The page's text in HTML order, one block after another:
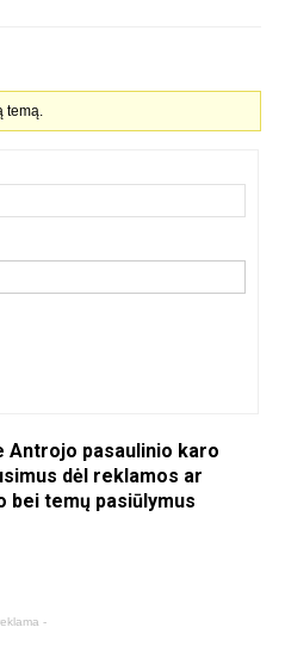
temą.
Antrojo pasaulinio karo
dėl reklamos ar
bei temų pasiūlymus
-